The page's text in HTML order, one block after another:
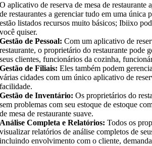
O aplicativo de reserva de mesa de restaurante
de restaurantes a gerenciar tudo em uma única
estão listados recursos muito básicos; Ibiixo
você quiser.
Gestão de Pessoal: Com um aplicativo de
restaurante, o proprietário do restaurante pode
seus clientes, funcionários da cozinha,
Gestão de Filiais: Eles também podem
várias cidades com um único aplicativo de
facilidade.
Gestão de Inventário: Os proprietários do
sem problemas com seu estoque de estoque
de mesa de restaurante suave.
Análise Completa e Relatórios: Todos os
visualizar relatórios de análise completos de
incluindo envolvimento com o cliente,